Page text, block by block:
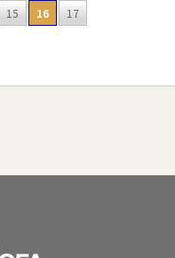
15 16
17